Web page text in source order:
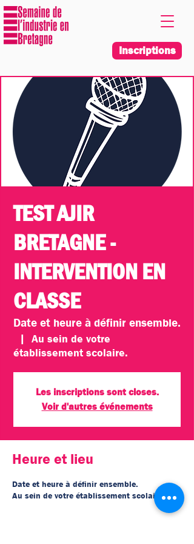
Inscriptions
TEST AJIR
BRETAGNE -
INTERVENTION EN
CLASSE
Date et heure à définir ensemble.
  |
Au sein de votre
établissement scolaire.
Les inscriptions sont closes.
Voir d'autres événements
Heure et lieu
Date et heure à définir ensemble.
Au sein de votre établissement scolaire.